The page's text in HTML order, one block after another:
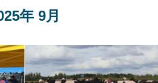
年 9月